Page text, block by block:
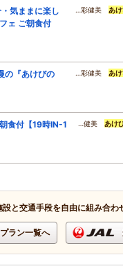
気ままに楽し
ェ ご朝食付
…彩健美 あ
の『あけびの
…彩健美 あ
食付【19時IN-1
…健美 あけ
設と交通手段を自由に組み合
ラン一覧へ